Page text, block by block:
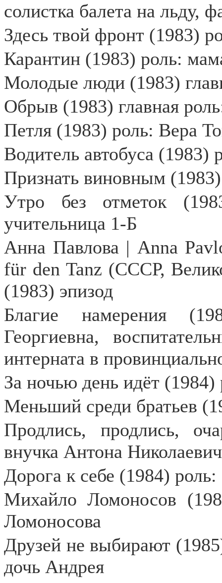
солистка балета на льду,
Здесь твой фронт (1983)
Карантин (1983) роль:
Молодые люди (1983)
Обрыв (1983) главная
Петля (1983) роль: Вера
Водитель автобуса (1983)
Признать виновным
Утро без отметок
учительница 1-Б
Анна Павлова | Anna
für den Tanz (СССР,
(1983) эпизод
Благие намерения
Георгиевна,
интерната в
За ночью день идёт
Меньший среди братьев
Продлись, продлись,
внучка Антона
Дорога к себе (1984)
Михайло Ломоносов
Ломоносова
Друзей не выбирают
дочь Андрея